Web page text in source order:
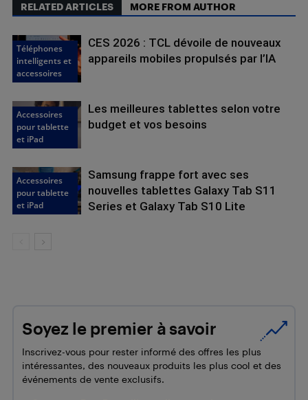
RELATED ARTICLES MORE FROM AUTHOR
Téléphones
intelligents et
accessoires
CES 2026 : TCL dévoile de nouveaux
appareils mobiles propulsés par l’IA
Accessoires
pour tablette
et iPad
Les meilleures tablettes selon votre
budget et vos besoins
Accessoires
pour tablette
et iPad
Samsung frappe fort avec ses
nouvelles tablettes Galaxy Tab S11
Series et Galaxy Tab S10 Lite
Soyez le premier à savoir
Inscrivez-vous pour rester informé des offres les plus
intéressantes, des nouveaux produits les plus cool et des
événements de vente exclusifs.